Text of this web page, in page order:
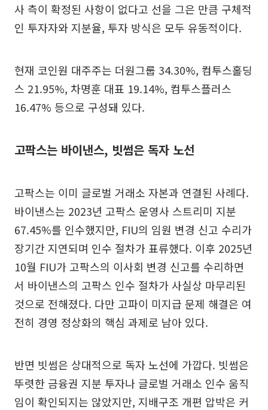
사 측이 확정된 사항이 없다고 선을 그은 만큼 구체적
인 투자자와 지분율, 투자 방식은 모두 유동적이다.
현재 코인원 대주주는 더원그룹 34.30%, 컴투스홀딩
스 21.95%, 차명훈 대표 19.14%, 컴투스플러스
16.47% 등으로 구성돼 있다.
고팍스는 바이낸스, 빗썸은 독자 노선
고팍스는 이미 글로벌 거래소 자본과 연결된 사례다.
바이낸스는 2023년 고팍스 운영사 스트리미 지분
67.45%를 인수했지만, FIU의 임원 변경 신고 수리가
장기간 지연되며 인수 절차가 표류했다. 이후 2025년
10월 FIU가 고팍스의 이사회 변경 신고를 수리하면
서 바이낸스의 고팍스 인수 절차가 사실상 마무리된
것으로 전해졌다. 다만 고파이 미지급 문제 해결은 여
전히 경영 정상화의 핵심 과제로 남아 있다.
반면 빗썸은 상대적으로 독자 노선에 가깝다. 빗썸은
뚜렷한 금융권 지분 투자나 글로벌 거래소 인수 움직
임이 확인되지는 않았지만, 지배구조 개편 압박은 커